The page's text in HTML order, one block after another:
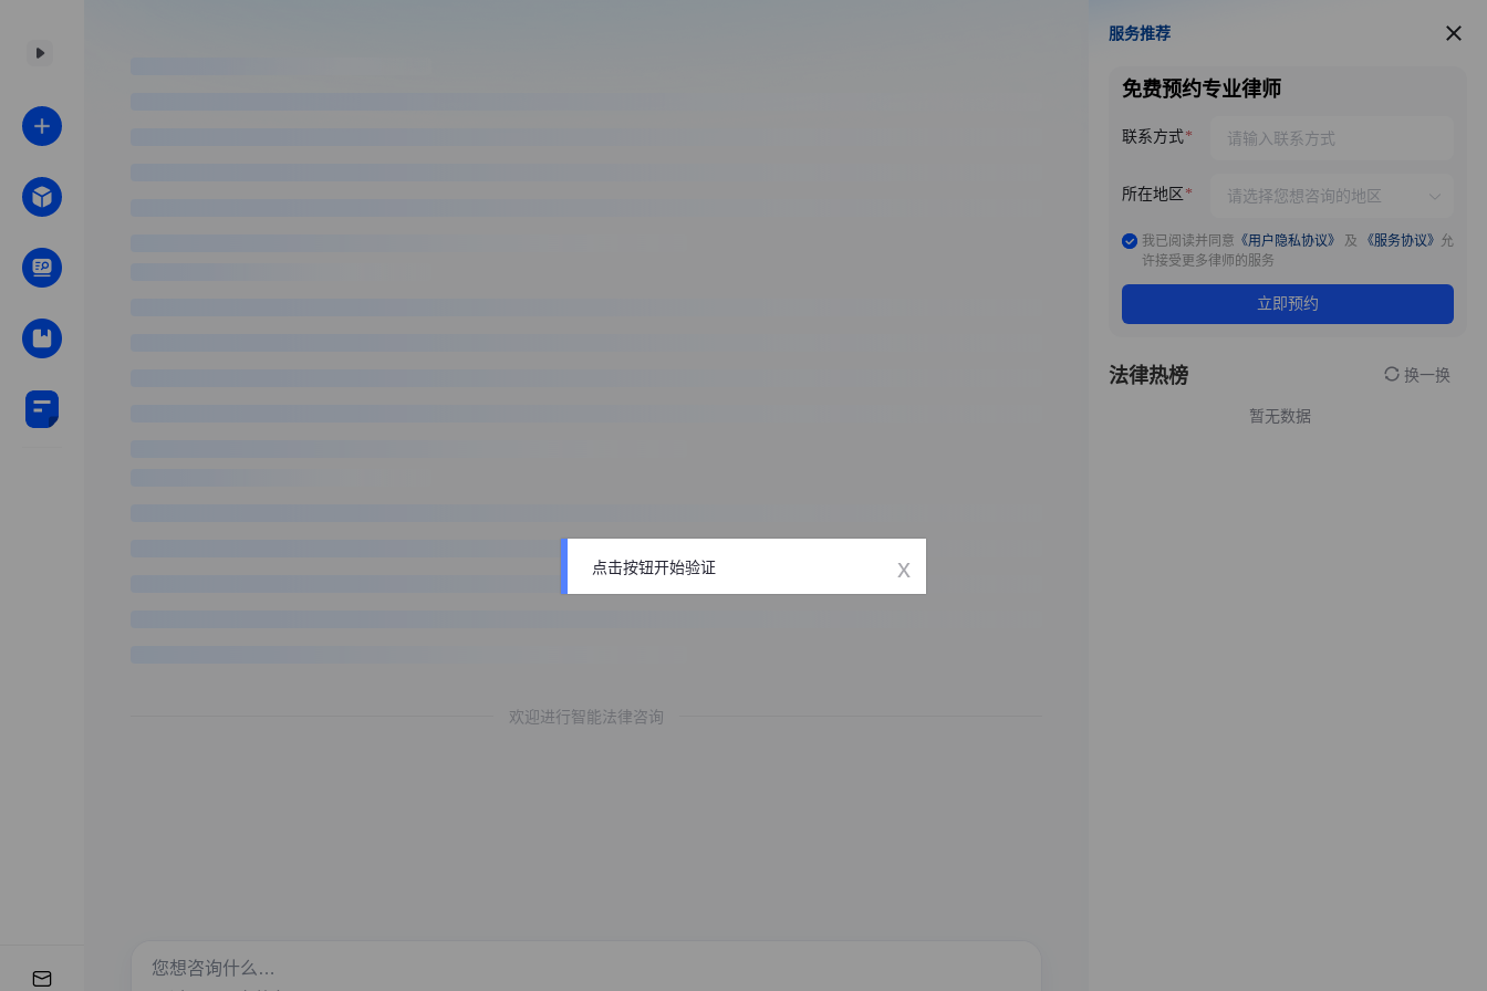
欢迎进行智能法律咨询
服务推荐
服务推荐
免费预约专业律师
联系方式
所在地区
我已阅读并同意 《用户隐私协议》 及 《服务协议》 允
许接受更多律师的服务
立即预约
法律热榜 换一换
暂无数据
点击按钮开始验证 x